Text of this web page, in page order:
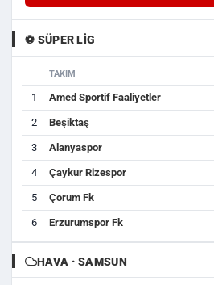
⚽ SÜPER LIG
TAKIM
1 Amed Sportif Faaliyetler
2 Beşiktaş
3 Alanyaspor
4 Çaykur Rizespor
5 Çorum Fk
6 Erzurumspor Fk
HAVA · SAMSUN